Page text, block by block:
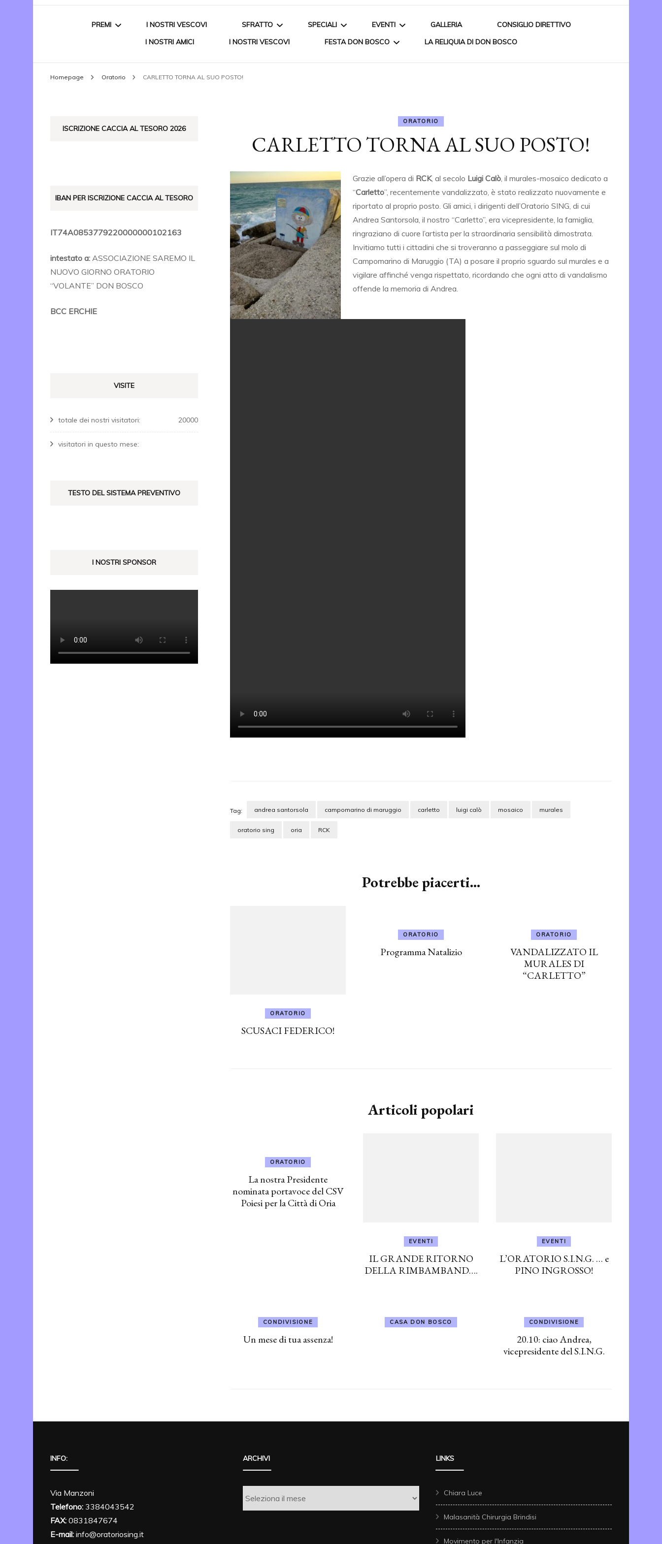
PREMI
“DONATO CARBONE”
I NOSTRI VESCOVI SFRATTO
IL CONSIGLIO COMUNALE
MONOTEMATICO
INAUGURAZIONE NUOVA
SEDE
SPECIALI
CHIARA LUCE
C.S.V. POIESIS
EVENTI GALLERIA
CONSIGLIO DIRETTIVO
I NOSTRI AMICI
I NOSTRI VESCOVI FESTA DON BOSCO
2009/2013
2019/2023
LA RELIQUIA DI DON BOSCO
Homepage Oratorio CARLETTO TORNA AL SUO POSTO!
ORATORIO
CARLETTO TORNA AL SUO POSTO!
Grazie all’opera di RCK, al secolo Luigi Calò, il murales-mosaico dedicato a
“Carletto”, recentemente vandalizzato, è stato realizzato nuovamente e
riportato al proprio posto. Gli amici, i dirigenti dell’Oratorio SING, di cui
Andrea Santorsola, il nostro “Carletto”, era vicepresidente, la famiglia,
ringraziano di cuore l’artista per la straordinaria sensibilità dimostrata.
Invitiamo tutti i cittadini che si troveranno a passeggiare sul molo di
Campomarino di Maruggio (TA) a posare il proprio sguardo sul murales e a
vigilare affinché venga rispettato, ricordando che ogni atto di vandalismo
offende la memoria di Andrea.
Tag: andrea santorsola campomarino di maruggio carletto luigi calò mosaico murales
oratorio sing oria RCK
Potrebbe piacerti...
ORATORIO
SCUSACI FEDERICO!
ORATORIO
Programma Natalizio
ORATORIO
VANDALIZZATO IL
MURALES DI
“CARLETTO”
Articoli popolari
ORATORIO
La nostra Presidente
nominata portavoce del CSV
Poiesi per la Città di Oria
EVENTI
IL GRANDE RITORNO
DELLA RIMBAMBAND….
EVENTI
L’ORATORIO S.I.N.G. … e
PINO INGROSSO!
CONDIVISIONE
Un mese di tua assenza!
CASA DON BOSCO CONDIVISIONE
20.10: ciao Andrea,
vicepresidente del S.I.N.G.
ISCRIZIONE CACCIA AL TESORO 2026
IBAN PER ISCRIZIONE CACCIA AL TESORO
IT74A0853779220000000102163
intestato a: ASSOCIAZIONE SAREMO IL
NUOVO GIORNO ORATORIO
“VOLANTE” DON BOSCO
BCC ERCHIE
VISITE
20000
totale dei nostri visitatori:
visitatori in questo mese:
TESTO DEL SISTEMA PREVENTIVO
I NOSTRI SPONSOR
INFO:
Via Manzoni
Telefono: 3384043542
FAX: 0831847674
E-mail: info@oratoriosing.it
ARCHIVI LINKS
Chiara Luce
Malasanità Chirurgia Brindisi
Movimento per l'Infanzia